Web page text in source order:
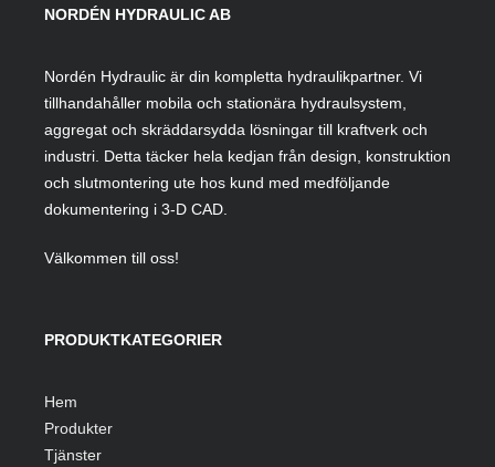
NORDÉN HYDRAULIC AB
Nordén Hydraulic är din kompletta hydraulikpartner. Vi
tillhandahåller mobila och stationära hydraulsystem,
aggregat och skräddarsydda lösningar till kraftverk och
industri. Detta täcker hela kedjan från design, konstruktion
och slutmontering ute hos kund med medföljande
dokumentering i 3-D CAD.
Välkommen till oss!
PRODUKTKATEGORIER
Hem
Produkter
Tjänster